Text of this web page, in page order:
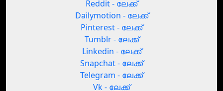
Reddit - ലേക്ക്
Dailymotion - ലേക്ക്
Pinterest - ലേക്ക്
Tumblr - ലേക്ക്
Linkedin - ലേക്ക്
Snapchat - ലേക്ക്
Telegram - ലേക്ക്
Vk - ലേക്ക്